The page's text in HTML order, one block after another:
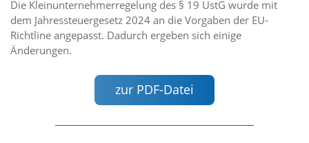
Die Kleinunternehmerregelung des § 19 UstG wurde mit
dem Jahressteuergesetz 2024 an die Vorgaben der EU-
Richtline angepasst. Dadurch ergeben sich einige
Änderungen.
zur PDF-Datei